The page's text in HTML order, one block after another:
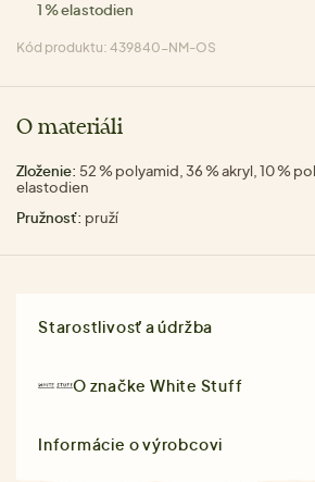
1 % elastodien
Kód produktu: 439840-NM-OS
O materiáli
Zloženie: 52 % polyamid, 36 % akryl, 10 %
elastodien
Pružnosť: pruží
Starostlivosť a údržba
O značkeWhite Stuff
Informácie o výrobcovi